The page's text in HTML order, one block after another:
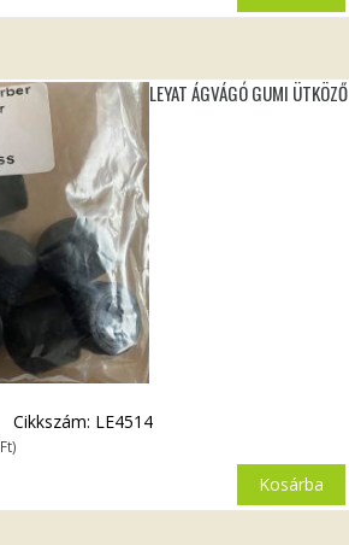
LEYAT ÁGVÁGÓ GUMI ÜTKÖZŐ
Ft)
Cikkszám: LE4514
Kosárba